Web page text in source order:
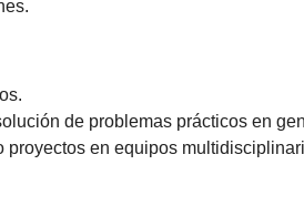
de problemas prácticos en
proyectos en equipos